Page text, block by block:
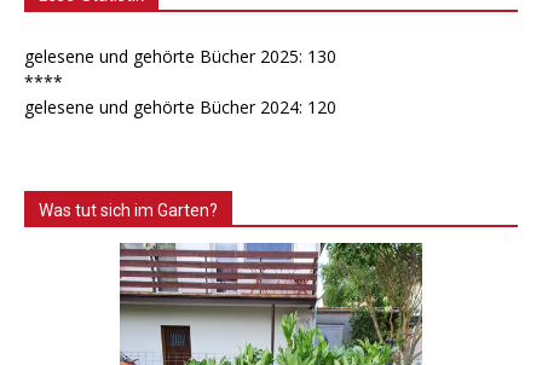
gelesene und gehörte Bücher 2025: 130
****
gelesene und gehörte Bücher 2024: 120
Was tut sich im Garten?